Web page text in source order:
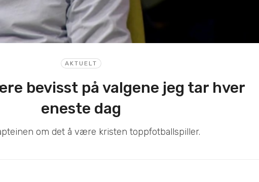
AKTUELT
bevisst på valgene jeg tar hver
eneste dag
om det å være kristen toppfotballspiller.